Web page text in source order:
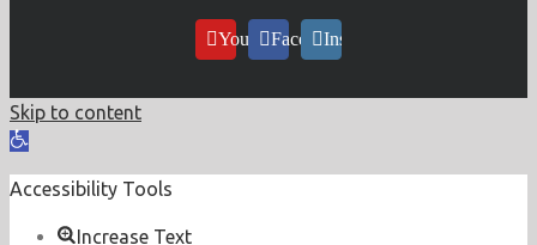
YouTubeFacebookInstagram
Skip to content
Open
Accessibility Tools
Increase Text